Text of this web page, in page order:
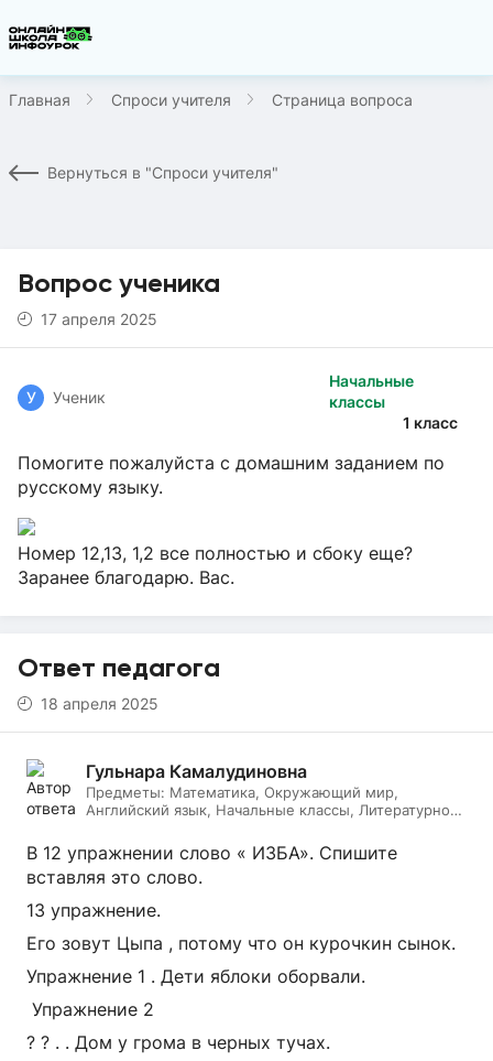
Главная Спроси учителя Страница вопроса
Вернуться в "Спроси учителя"
Вопрос ученика
17 апреля 2025
Начальные
классы
1 класс
У Ученик
Помогите пожалуйста с домашним заданием по
русскому языку.
Номер 12,13, 1,2 все полностью и сбоку еще?
Заранее благодарю. Вас.
Ответ педагога
18 апреля 2025
Гульнара Камалудиновна
Предметы: Математика, Окружающий мир,
Английский язык, Начальные классы, Литературное
В 12 упражнении слово « ИЗБА». Спишите
вставляя это слово.
13 упражнение.
Его зовут Цыпа , потому что он курочкин сынок.
Упражнение 1 . Дети яблоки оборвали.
Упражнение 2
? ? . . Дом у грома в черных тучах.